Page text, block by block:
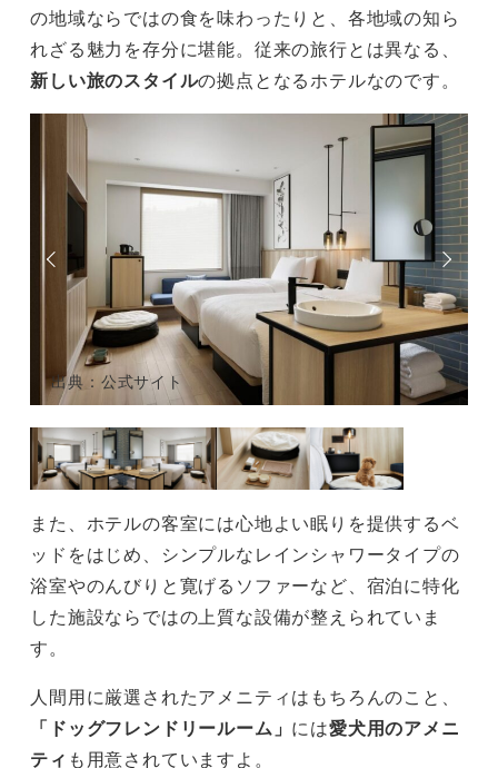
の地域ならではの食を味わったりと、各地域の知ら
れざる魅力を存分に堪能。従来の旅行とは異なる、
新しい旅のスタイルの拠点となるホテルなのです。
出典：公式サイト
また、ホテルの客室には心地よい眠りを提供するベ
ッドをはじめ、シンプルなレインシャワータイプの
浴室やのんびりと寛げるソファーなど、宿泊に特化
した施設ならではの上質な設備が整えられていま
す。
人間用に厳選されたアメニティはもちろんのこと、
「ドッグフレンドリールーム」 には愛犬用のアメニ
ティ も用意されていますよ。